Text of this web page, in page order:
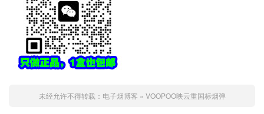
未经允许不得转载： 电子烟博客 » VOOPOO映云重国标烟弹